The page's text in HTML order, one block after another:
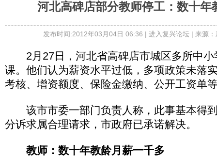
河北高碑店部分教师停工：数十年
发布时间:2012年03月04日 06:36 | 进入复兴论坛| 来源
2月27日，河北省高碑店市城区多所中小
课。他们认为薪资水平过低，多项政策未落
考核、增资额度、保险金缴纳、公开工资单
该市市委一部门负责人称，此事基本得
分诉求属合理请求，市政府已承诺解决。
教师：数十年教龄月薪一千多